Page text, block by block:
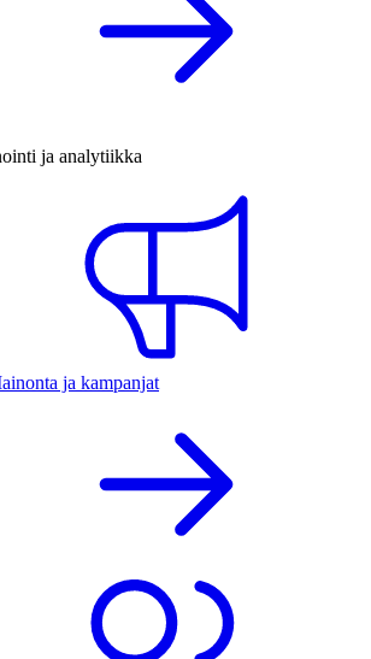
ja analytiikka
ja kampanjat